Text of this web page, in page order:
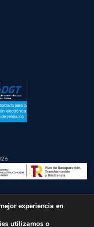
experiencia en
utilizamos o